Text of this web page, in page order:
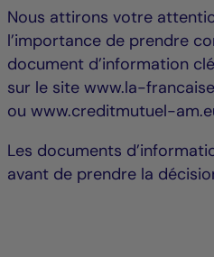
Nous attirons votre
l’importance de prendre
document d’information
sur le site www.la-
ou www.creditmutuel-
Les documents
avant de prendre la